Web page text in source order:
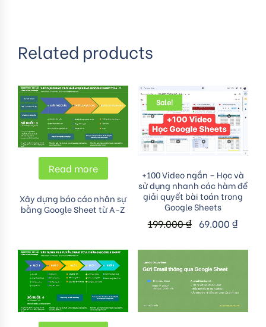
Related products
Read more
Xây dựng báo cáo nhân sự
bằng Google Sheet từ A-Z
Sale!
Add to cart
+100 Video ngắn – Học và
sử dụng nhanh các hàm để
giải quyết bài toán trong
Google Sheets
199.000₫ 69.000 ₫